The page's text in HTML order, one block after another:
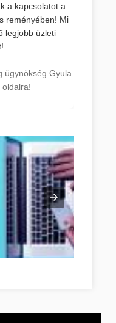
a kapcsolatot a
reményében! Mi
legjobb üzleti
ügynökség Gyula
oldalra!